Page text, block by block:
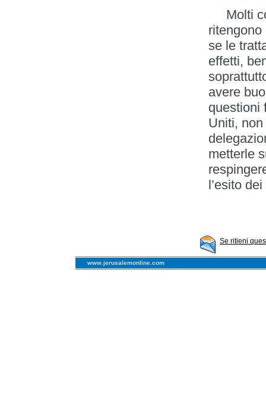
Molti
ritengono
se le
effetti,
avere
questioni
Uniti,
metterle
l’esito
Se ritieni
www.jerusalemonline.com